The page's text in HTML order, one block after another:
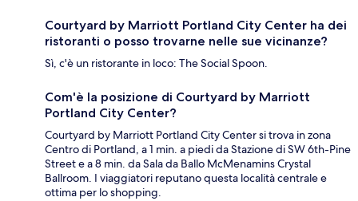
Courtyard by Marriott Portland City Center ha dei
ristoranti o posso trovarne nelle sue vicinanze?
Sì, c'è un ristorante in loco: The Social Spoon.
Com'è la posizione di Courtyard by Marriott
Portland City Center?
Courtyard by Marriott Portland City Center si trova in zona
Centro di Portland, a 1 min. a piedi da Stazione di SW 6th-Pine
Street e a 8 min. da Sala da Ballo McMenamins Crystal
Ballroom. I viaggiatori reputano questa località centrale e
ottima per lo shopping.